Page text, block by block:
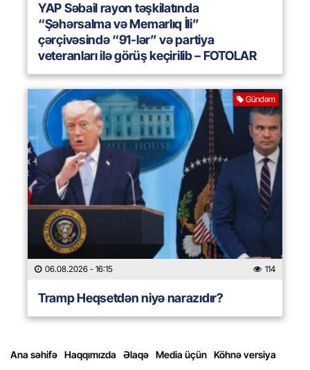
YAP Səbail rayon təşkilatında
“Şəhərsalma və Memarlıq İli”
çərçivəsində “91-lər” və partiya
veteranları ilə görüş keçirilib – FOTOLAR
Gündəm
06.08.2026 - 16:15 114
Tramp Heqsetdən niyə narazıdır?
Ana səhifə Haqqımızda Əlaqə Media üçün Köhnə versiya